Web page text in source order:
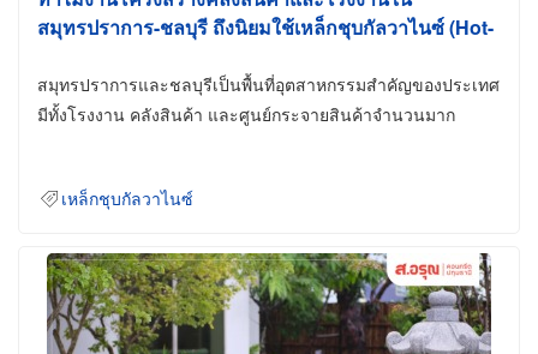
สมุทรปราการ-ชลบุรี ถึงนิยมใช้เหล็กชุบกัลวาไนซ์ (Hot-
สมุทรปราการและชลบุรีเป็นพื้นที่อุตสาหกรรมสำคัญของประเทศ
มีทั้งโรงงาน คลังสินค้า และศูนย์กระจายสินค้าจำนวนมาก
เหล็กชุบกัลวาไนซ์